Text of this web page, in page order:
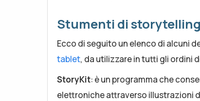
Stumenti di
Ecco di seguito un elenco di alcuni
tablet, da utilizzare in tutti gli ordini
StoryKit: è un programma che
elettroniche attraverso illustrazioni